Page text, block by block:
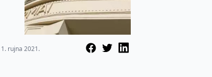
1. rujna 2021.